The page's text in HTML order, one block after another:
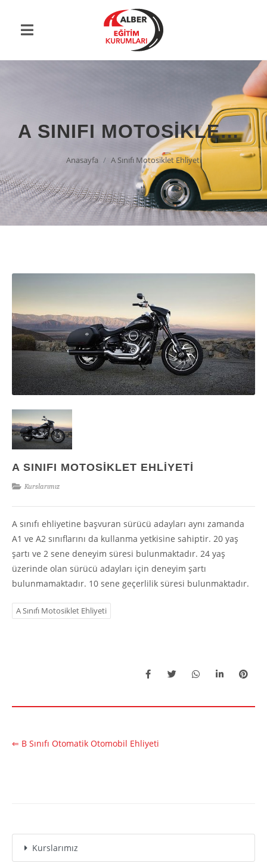
A SINIFI MOTOSIKLET EHLIYETI
Anasayfa A Sınıfı Motosiklet Ehliyeti
A SINIFI MOTOSIKLET EHLIYETI
Kurslarımız
A sınıfı ehliyetine başvuran sürücü adayları aynı zamanda
A1 ve A2 sınıflarını da kullanma yetkisine sahiptir. 20 yaş
şartı ve 2 sene deneyim süresi bulunmaktadır. 24 yaş
üzerinde olan sürücü adayları için deneyim şartı
bulunmamaktadır. 10 sene geçerlilik süresi bulunmaktadır.
A Sınıfı Motosiklet Ehliyeti
⇐ B Sınıfı Otomatik Otomobil Ehliyeti
Kurslarımız